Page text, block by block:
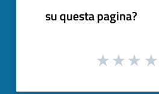
su questa pagina?